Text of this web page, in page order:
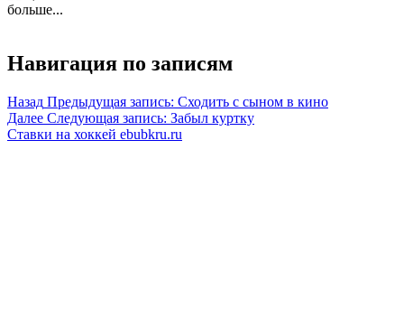
больше...
Навигация по записям
Назад Предыдущая запись: Сходить с сыном в кино
Далее Следующая запись: Забыл куртку
Ставки на хоккей ebubkru.ru